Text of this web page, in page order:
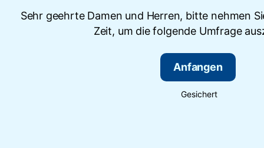
Sehr geehrte Damen und Herren, bitte nehmen
Zeit, um die folgende Umfrage
Anfangen
Gesichert